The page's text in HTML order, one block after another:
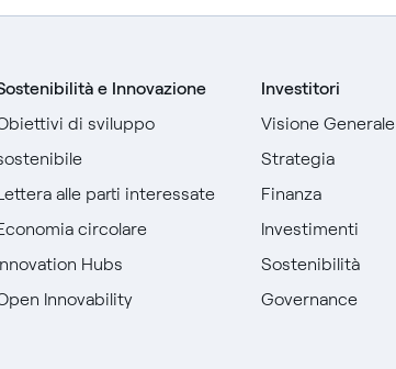
e Innovazione
di sviluppo
alle parti interessate
circolare
Hubs
Innovability
Investitori
Visione Generale
Strategia
Finanza
Investimenti
Sostenibilità
Governance